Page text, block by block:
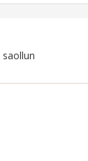
saollun